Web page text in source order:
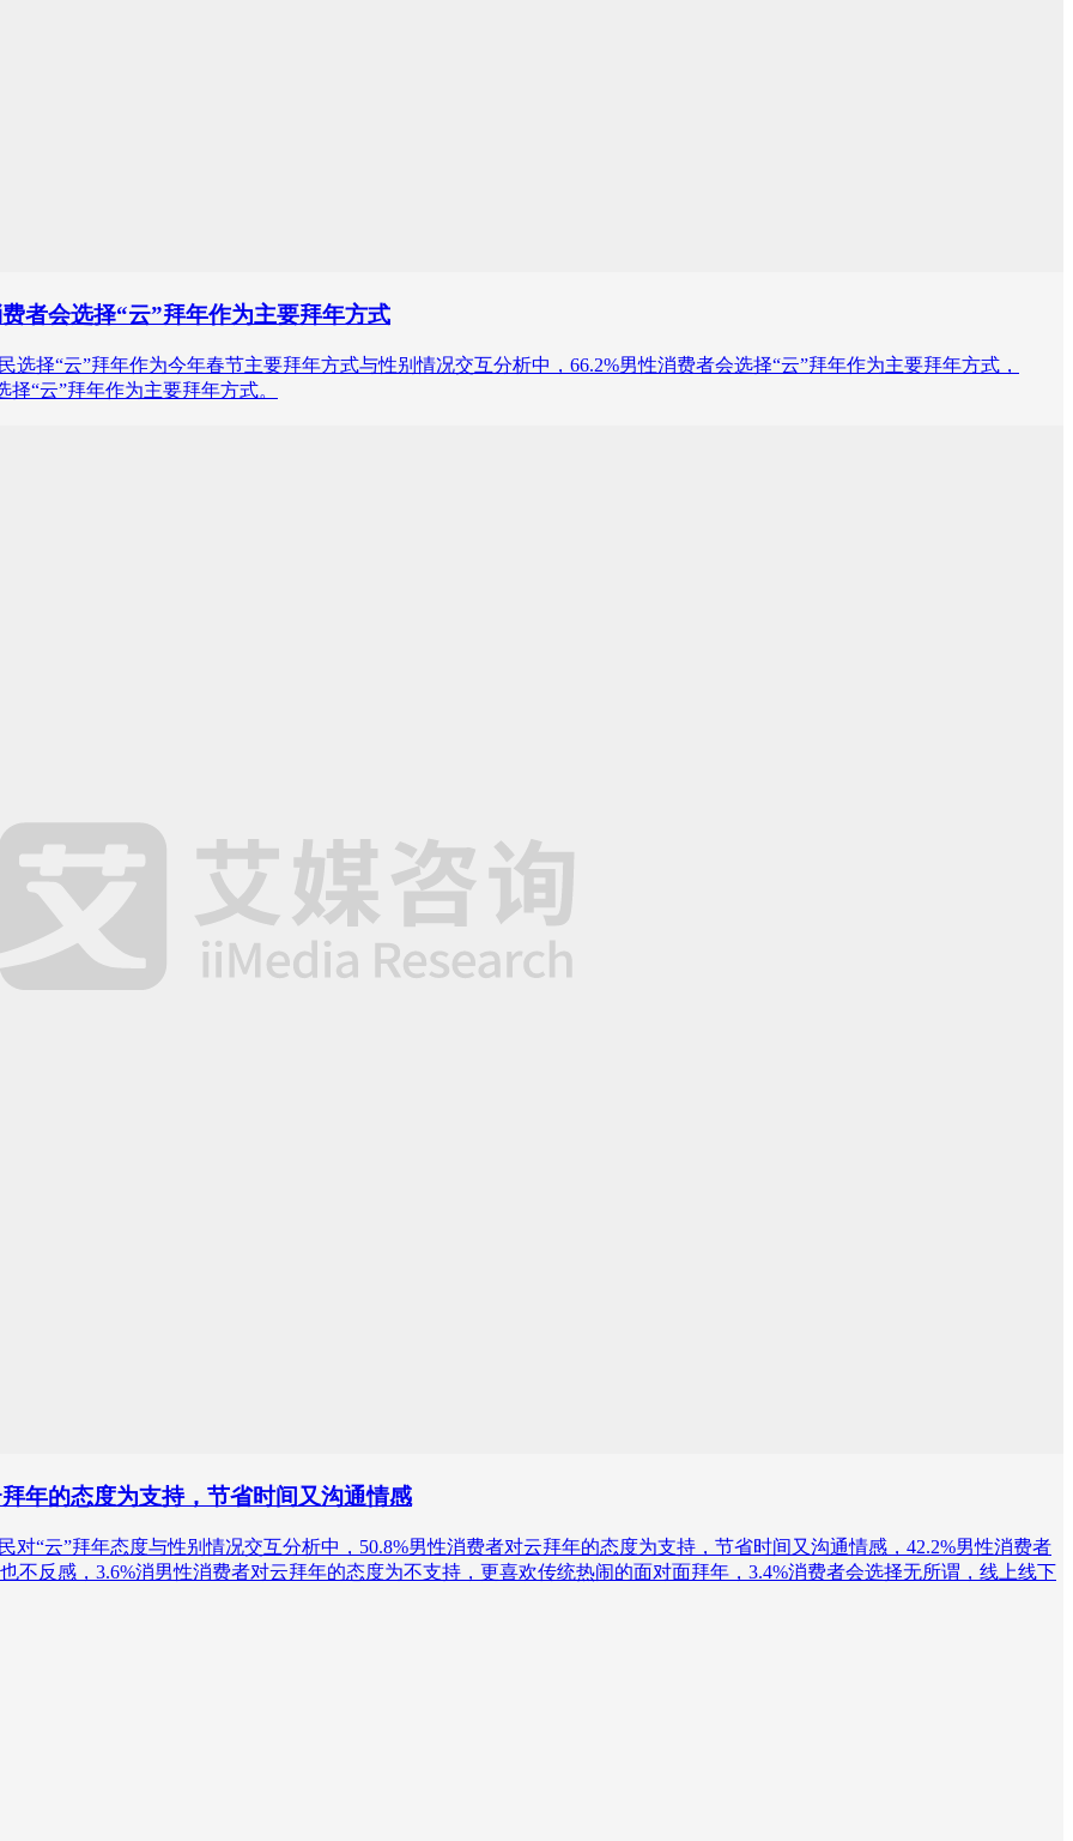
者会选择“云”拜年作为主要拜年方式
选择“云”拜年作为今年春节主要拜年方式与性别情况交互分析中，66.2%男性消费者会选择“云”拜年作为主要拜年方式，
“云”拜年作为主要拜年方式。
年的态度为支持，节省时间又沟通情感
对“云”拜年态度与性别情况交互分析中，50.8%男性消费者对云拜年的态度为支持，节省时间又沟通情感，42.2%男性消费者
不反感，3.6%消男性消费者对云拜年的态度为不支持，更喜欢传统热闹的面对面拜年，3.4%消费者会选择无所谓，线上线下